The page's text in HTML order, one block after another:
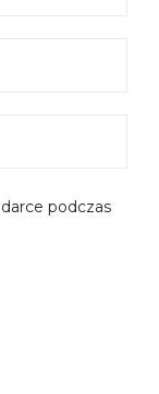
podczas